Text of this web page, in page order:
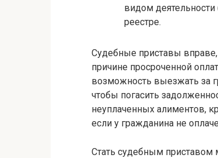
видом деятельности
реестре.
Судебные приставы вправе,
причине просроченной
возможность выезжать за
чтобы погасить
неуплаченных алиментов,
если у гражданина не
Стать судебным